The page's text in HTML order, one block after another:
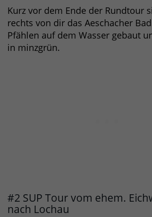
Kurz vor dem Ende der Rundtour
rechts von dir das Aeschacher
Pfählen auf dem Wasser gebaut
in minzgrün.
#2 SUP Tour vom ehem.
nach Lochau